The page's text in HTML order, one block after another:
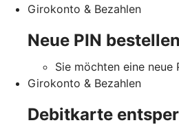
Girokonto & Bezahlen
Neue PIN bestellen
Sie möchten eine neue
Girokonto & Bezahlen
Debitkarte